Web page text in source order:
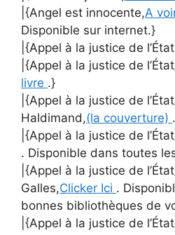
|{Angel est innocente,A
Disponible sur internet.}
|{Appel à la justice de
|{Appel à la justice de
livre .}
|{Appel à la justice de
Haldimand,(la couverture)
|{Appel à la justice de
. Disponible dans toutes
|{Appel à la justice de
Galles,Clicker Ici .
bonnes bibliothèques de
|{Appel à la justice de